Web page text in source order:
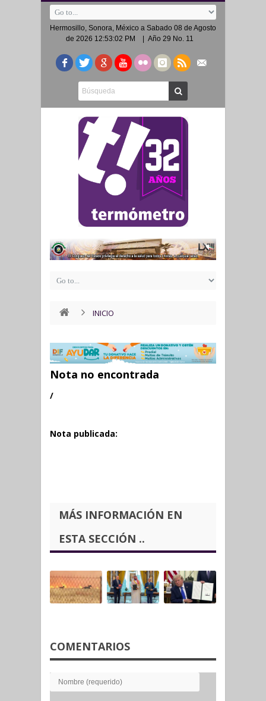
Hermosillo, Sonora, México a Sabado 08 de Agosto
de 2026 12:53:02 PM
| Año 29 No. 11
INICIO
Nota no encontrada
/
Nota publicada:
MÁS INFORMACIÓN EN
ESTA SECCIÓN ..
COMENTARIOS